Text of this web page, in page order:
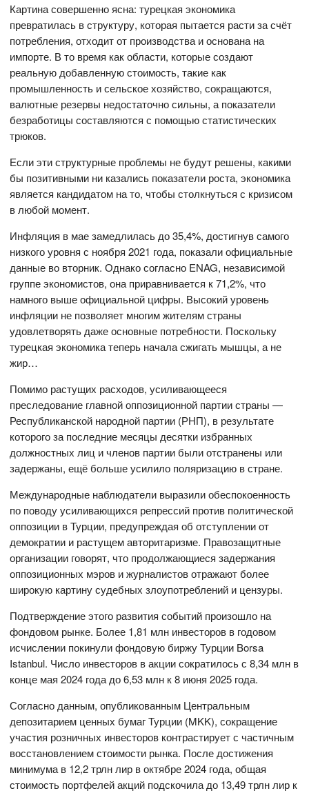
Картина совершенно ясна: турецкая экономика
превратилась в структуру, которая пытается расти за счёт
потребления, отходит от производства и основана на
импорте. В то время как области, которые создают
реальную добавленную стоимость, такие как
промышленность и сельское хозяйство, сокращаются,
валютные резервы недостаточно сильны, а показатели
безработицы составляются с помощью статистических
трюков.
Если эти структурные проблемы не будут решены, какими
бы позитивными ни казались показатели роста, экономика
является кандидатом на то, чтобы столкнуться с кризисом
в любой момент.
Инфляция в мае замедлилась до 35,4%, достигнув самого
низкого уровня с ноября 2021 года, показали официальные
данные во вторник. Однако согласно ENAG, независимой
группе экономистов, она приравнивается к 71,2%, что
намного выше официальной цифры. Высокий уровень
инфляции не позволяет многим жителям страны
удовлетворять даже основные потребности. Поскольку
турецкая экономика теперь начала сжигать мышцы, а не
жир…
Помимо растущих расходов, усиливающееся
преследование главной оппозиционной партии страны —
Республиканской народной партии (РНП), в результате
которого за последние месяцы десятки избранных
должностных лиц и членов партии были отстранены или
задержаны, ещё больше усилило поляризацию в стране.
Международные наблюдатели выразили обеспокоенность
по поводу усиливающихся репрессий против политической
оппозиции в Турции, предупреждая об отступлении от
демократии и растущем авторитаризме. Правозащитные
организации говорят, что продолжающиеся задержания
оппозиционных мэров и журналистов отражают более
широкую картину судебных злоупотреблений и цензуры.
Подтверждение этого развития событий произошло на
фондовом рынке. Более 1,81 млн инвесторов в годовом
исчислении покинули фондовую биржу Турции Borsa
Istanbul. Число инвесторов в акции сократилось с 8,34 млн в
конце мая 2024 года до 6,53 млн к 8 июня 2025 года.
Согласно данным, опубликованным Центральным
депозитарием ценных бумаг Турции (MKK), сокращение
участия розничных инвесторов контрастирует с частичным
восстановлением стоимости рынка. После достижения
минимума в 12,2 трлн лир в октябре 2024 года, общая
стоимость портфелей акций подскочила до 13,49 трлн лир к